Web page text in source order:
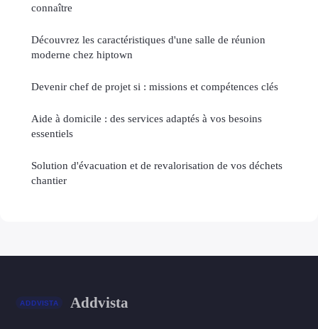
connaître
Découvrez les caractéristiques d'une salle de réunion
moderne chez hiptown
Devenir chef de projet si : missions et compétences clés
Aide à domicile : des services adaptés à vos besoins
essentiels
Solution d'évacuation et de revalorisation de vos déchets
chantier
Addvista